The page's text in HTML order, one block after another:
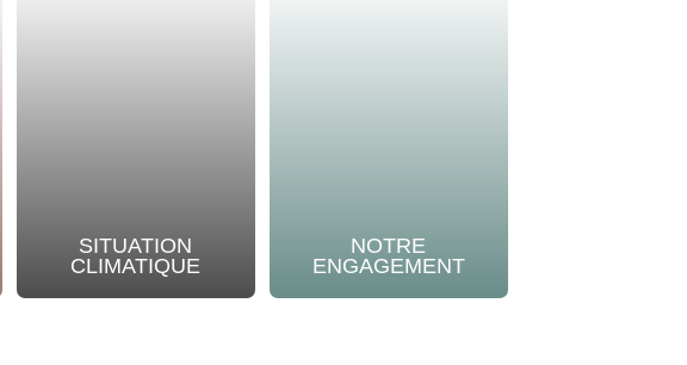
SITUATION
CLIMATIQUE
NOTRE
ENGAGEMENT